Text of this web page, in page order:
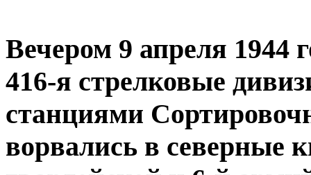
Вечером 9 апреля 1944
416-я стрелковые
станциями
ворвались в северные